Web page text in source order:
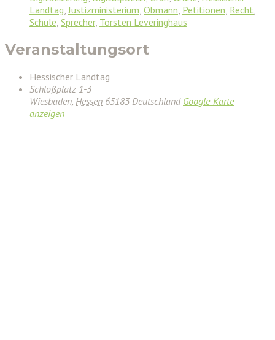
Landtag Justizministerium Obmann Petitionen Recht
Schule Sprecher, Torsten Leveringhaus
Veranstaltungsort
Hessischer Landtag
Schloßplatz 1-3
Wiesbaden, Hessen 65183 Deutschland Google-Karte
anzeigen